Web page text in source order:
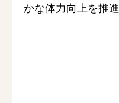
かな体力向上を推